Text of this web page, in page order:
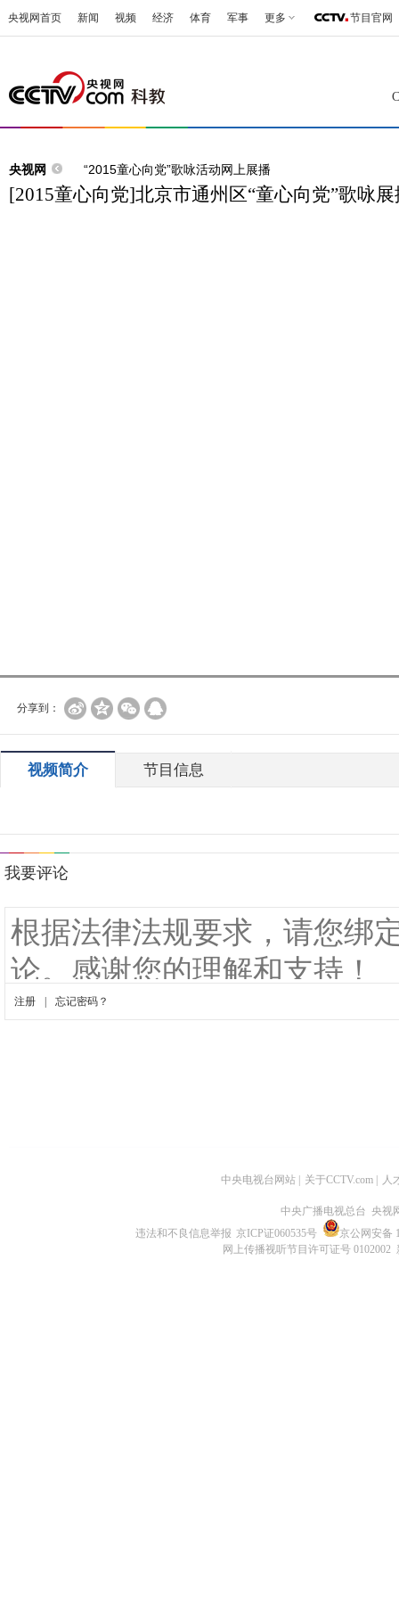
央视网首页 新闻 视频 经济 体育 军事 更多 节目官网
央视网 “2015童心向党”歌咏活动网上展播
[2015童心向党]北京市通州区“童心向党”歌咏
分享到：
视频简介 节目信息
中央电视台网站 关于CCTV.com 人
中央广播电视总台 央视
违法和不良信息举报 京ICP证060535号
京公网安备
网上传播视听节目许可证号 0102002